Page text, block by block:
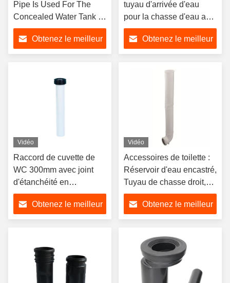
Pipe Is Used For The
Concealed Water Tank In
Modern Bathroom Toilets,
For Direct Drainage Of
Sewage.
Obtenez le meilleur
tuyau d'arrivée d'eau
pour la chasse d'eau au
bâti-support du WC.
Obtenez le meilleur
Vidéo
Raccord de cuvette de
WC 300mm avec joint
d'étanchéité en
caoutchouc pour tuyau
d'arrivée d'eau de
réservoir encastré
Obtenez le meilleur
Vidéo
Accessoires de toilette :
Réservoir d'eau encastré,
Tuyau de chasse droit,
Tuyau d'évacuation
mural, Coude de toilette,
Tuyau d'arrivée
Obtenez le meilleur